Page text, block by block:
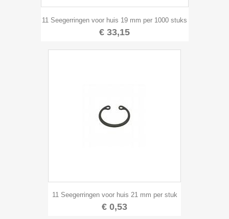
11 Seegerringen voor huis 19 mm per 1000 stuks
€ 33,15
11 Seegerringen voor huis 21 mm per stuk
€ 0,53